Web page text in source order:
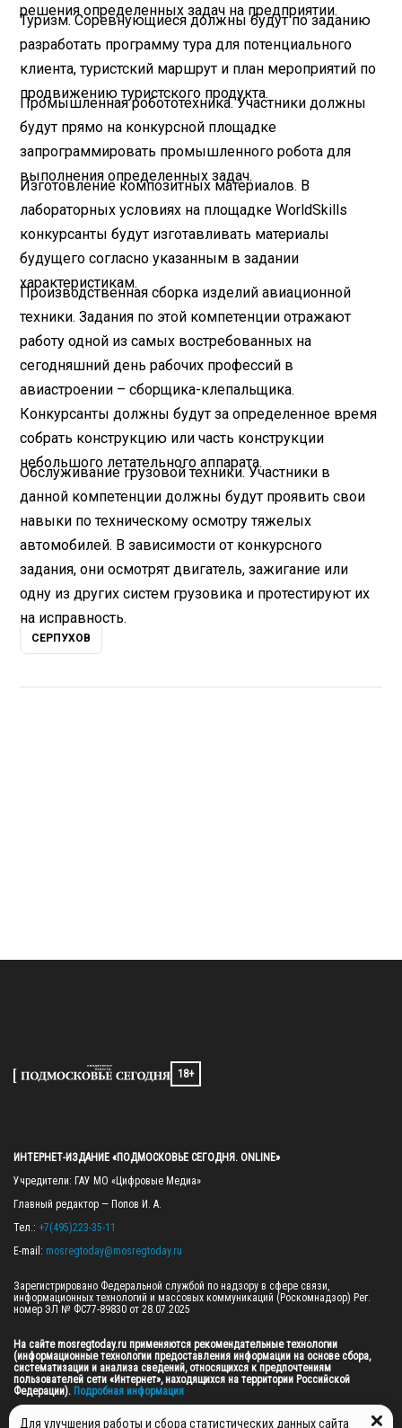
решения определенных задач на предприятии.
Туризм. Соревнующиеся должны будут по заданию
разработать программу тура для потенциального
клиента, туристский маршрут и план мероприятий по
продвижению туристского продукта.
Промышленная робототехника. Участники должны
будут прямо на конкурсной площадке
запрограммировать промышленного робота для
выполнения определенных задач.
Изготовление композитных материалов. В
лабораторных условиях на площадке WorldSkills
конкурсанты будут изготавливать материалы
будущего согласно указанным в задании
характеристикам.
Производственная сборка изделий авиационной
техники. Задания по этой компетенции отражают
работу одной из самых востребованных на
сегодняшний день рабочих профессий в
авиастроении – сборщика-клепальщика.
Конкурсанты должны будут за определенное время
собрать конструкцию или часть конструкции
небольшого летательного аппарата.
Обслуживание грузовой техники. Участники в
данной компетенции должны будут проявить свои
навыки по техническому осмотру тяжелых
автомобилей. В зависимости от конкурсного
задания, они осмотрят двигатель, зажигание или
одну из других систем грузовика и протестируют их
на исправность.
СЕРПУХОВ
18+
ИНТЕРНЕТ-ИЗДАНИЕ «ПОДМОСКОВЬЕ СЕГОДНЯ. ONLINE»
Учредители: ГАУ МО «Цифровые Медиа»
Главный редактор — Попов И. А.
Тел.: +7(495)223-35-11
E-mail: mosregtoday@mosregtoday.ru
Зарегистрировано Федеральной службой по надзору в сфере связи,
информационных технологий и массовых коммуникаций (Роскомнадзор) Рег.
номер ЭЛ № ФС77-89830 от 28.07.2025
На сайте mosregtoday.ru применяются рекомендательные технологии
(информационные технологии предоставления информации на основе сбора,
систематизации и анализа сведений, относящихся к предпочтениям
пользователей сети «Интернет», находящихся на территории Российской
Федерации). Подробная информация
© 2026 ПРАВА НА ВСЕ МАТЕРИАЛЫ САЙТА ПРИНАДЛЕЖАТ ГАУ МО "ЦИФРОВЫЕ
Для улучшения работы и сбора статистических данных сайта